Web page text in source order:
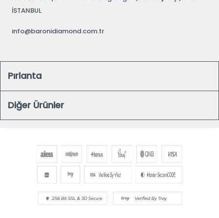
İSTANBUL
info@baronidiamond.com.tr
Pırlanta
Diğer Ürünler